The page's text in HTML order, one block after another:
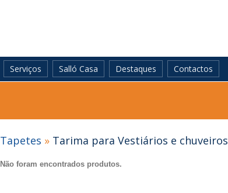
Serviços Salló Casa Destaques Contactos
Tapetes » Tarima para Vestiários e chuveiros
Não foram encontrados produtos.